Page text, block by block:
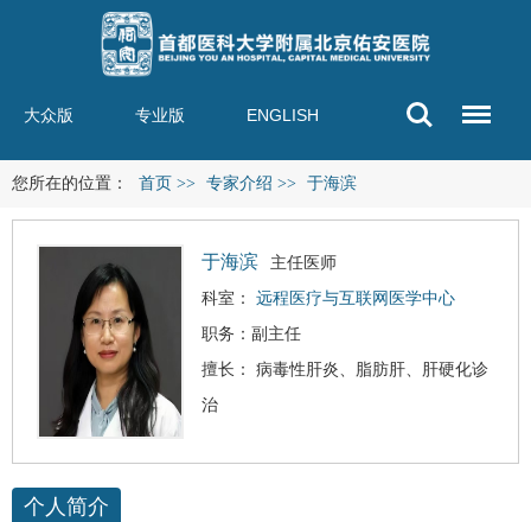
大众版 专业版 ENGLISH
您所在的位置： 首页 >> 专家介绍 >> 于海滨
于海滨
主任医师
科室： 远程医疗与互联网医学中心
职务：副主任
擅长： 病毒性肝炎 脂肪肝 肝硬化诊
治
个人简介